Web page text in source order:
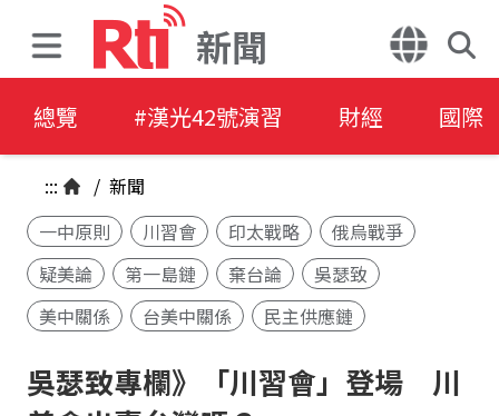
新聞
總覽 #漢光42號演習 財經 國際
::: / 新聞
一中原則
川習會 印太戰略
俄烏戰爭
疑美論
第一島鏈 棄台論
吳瑟致
美中關係
台美中關係 民主供應鏈
吳瑟致專欄》「川習會」登場 川